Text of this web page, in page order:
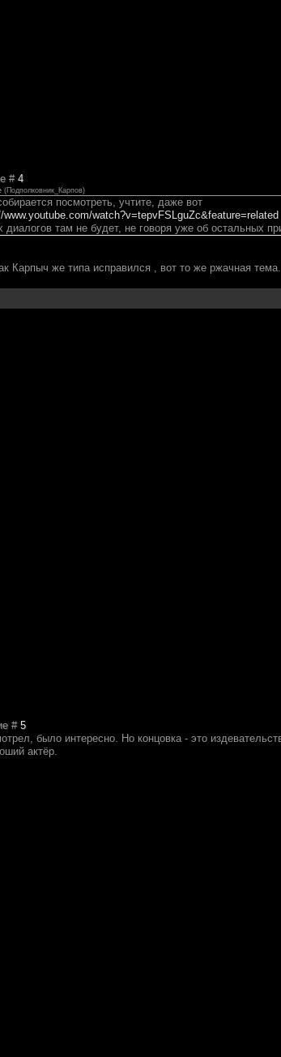
# 4
(Подполковник_Карпов)
посмотреть, учтите, даже вот
www.youtube.com/watch?v=tepvFSLguZc&feature=related
диалогов там не будет, не говоря уже об остальных
Карпыч же типа исправился , вот то же ржачная тема.
# 5
было интересно. Но концовка - это
актёр.